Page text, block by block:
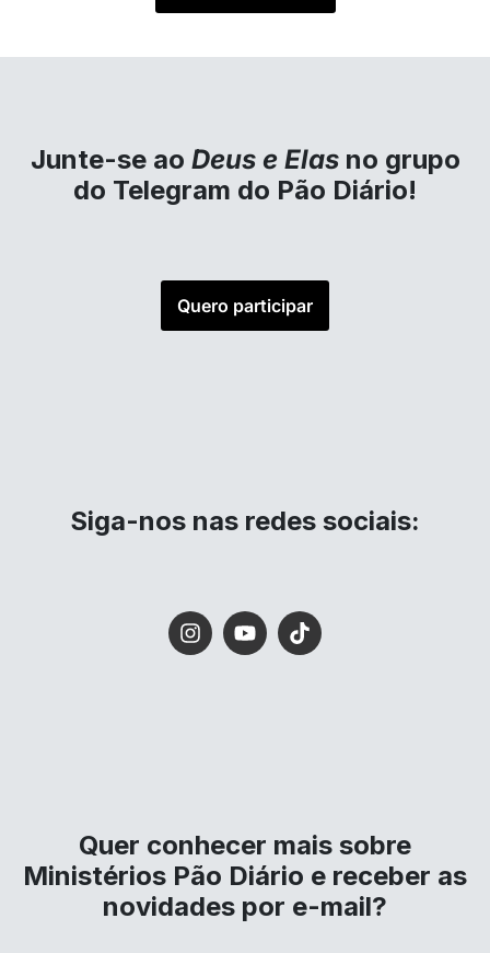
Junte-se ao Deus e Elas no grupo
do Telegram do Pão Diário!
Quero participar
Siga-nos nas redes sociais:
Quer conhecer mais sobre
Ministérios Pão Diário e receber as
novidades por e-mail?